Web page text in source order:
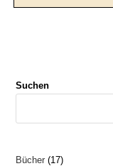
Suchen
Bücher 1717